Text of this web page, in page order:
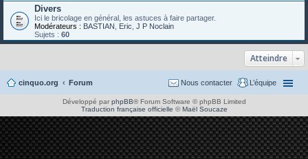
Divers
Ici le bricolage en général, les astuces à faire partager.
Modérateurs : BASTIAN Eric J P Noclain
Sujets : 60
Atteindre
cinquo.org Forum L’équipe
Nous contacter
Développé par phpBB® Forum Software © phpBB Limited
Traduction française officielle ©Maël Soucaze